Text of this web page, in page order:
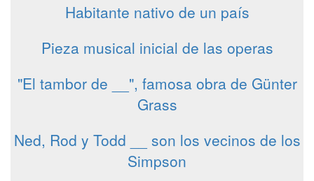
Habitante nativo de un país
Pieza musical inicial de las operas
"El tambor de __", famosa obra de Günter
Grass
Ned, Rod y Todd __ son los vecinos de los
Simpson